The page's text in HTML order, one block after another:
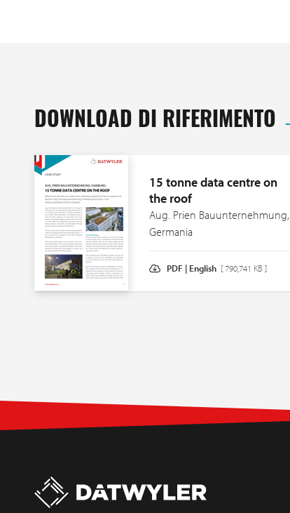
DOWNLOAD DI RIFERIMENTO
15 tonne data centre on
the roof
Aug. Prien Bauunternehmung,
Germania
PDF | English [ 790,741 KB ]